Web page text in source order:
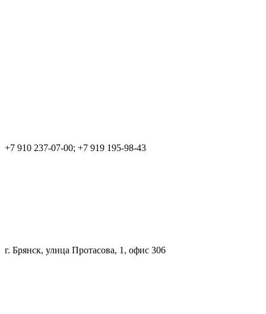
+7 910 237-07-00; +7 919 195-98-43
г. Брянск, улица Протасова, 1, офис 306